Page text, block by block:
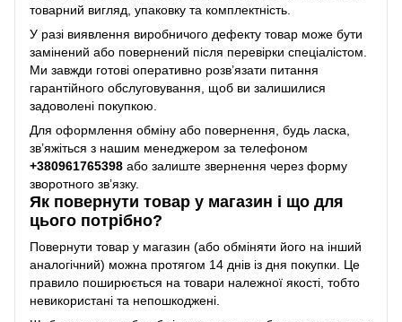
товарний вигляд, упаковку та комплектність.
У разі виявлення виробничого дефекту товар може бути
замінений або повернений після перевірки спеціалістом.
Ми завжди готові оперативно розв’язати питання
гарантійного обслуговування, щоб ви залишилися
задоволені покупкою.
Для оформлення обміну або повернення, будь ласка,
зв’яжіться з нашим менеджером за телефоном
+380961765398 або залиште звернення через форму
зворотного зв’язку.
Як повернути товар у магазин і що для
цього потрібно?
Повернути товар у магазин (або обміняти його на інший
аналогічний) можна протягом 14 днів із дня покупки. Це
правило поширюється на товари належної якості, тобто
невикористані та непошкоджені.